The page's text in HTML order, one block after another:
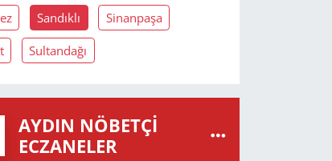
Sandıklı Sinanpaşa
Sultandağı
AYDIN NÖBETÇI
ECZANELER